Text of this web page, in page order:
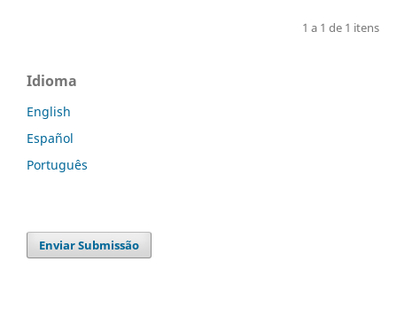
1 a 1 de 1 itens
Idioma
English
Español
Português
Enviar Submissão